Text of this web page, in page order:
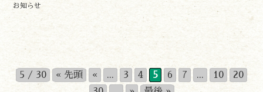
お知らせ
5 / 30 « 先頭 « ... 3 4 5 6 7 ... 10
20